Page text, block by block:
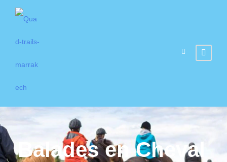
Balades en Cheval